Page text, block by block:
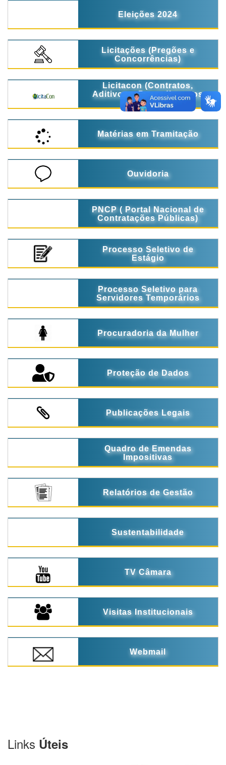
Eleições 2024
Licitações (Pregões e
Concorrências)
Licitacon (Contratos,
Aditivos e Procedimentos
Licitatórios)
Matérias em Tramitação
Ouvidoria
PNCP ( Portal Nacional de
Contratações Públicas)
Processo Seletivo de
Estágio
Processo Seletivo para
Servidores Temporários
Procuradoria da Mulher
Proteção de Dados
Publicações Legais
Quadro de Emendas
Impositivas
Relatórios de Gestão
Sustentabilidade
TV Câmara
Visitas Institucionais
Webmail
Links Úteis